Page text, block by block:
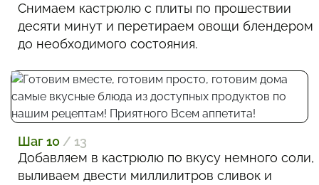
Снимаем кастрюлю с плиты по прошествии
десяти минут и перетираем овощи блендером
до необходимого состояния.
Шаг 10 / 13
Добавляем в кастрюлю по вкусу немного соли,
выливаем двести миллилитров сливок и